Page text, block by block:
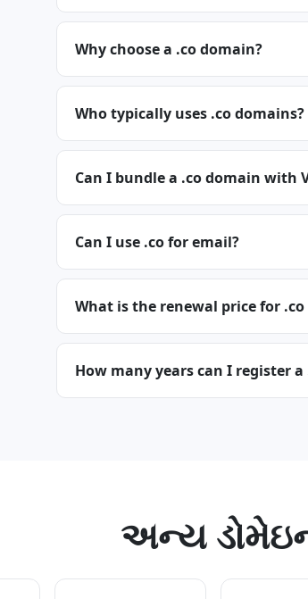
Why choose a .co domain?
Who typically uses .co domains?
Can I bundle a .co domain with
Can I use .co for email?
What is the renewal price for
How many years can I register
અન્ય